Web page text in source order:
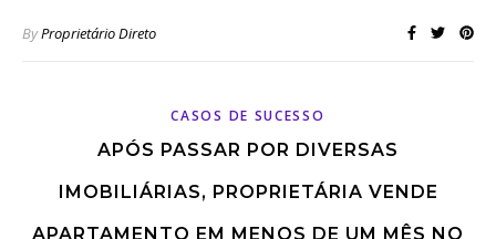
ByProprietário Direto
CASOS DE SUCESSO
APÓS PASSAR POR DIVERSAS
IMOBILIÁRIAS, PROPRIETÁRIA VENDE
APARTAMENTO EM MENOS DE UM MÊS NO